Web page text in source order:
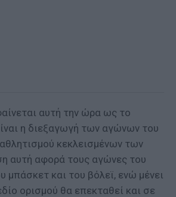
αυτή την ώρα ως το
η διεξαγωγή των αγώνων του
κεκλεισμένων των
αυτή αφορά τους αγώνες του
μπάσκετ και του βόλεϊ, ενώ μένει
ορισμού θα επεκταθεί και σε